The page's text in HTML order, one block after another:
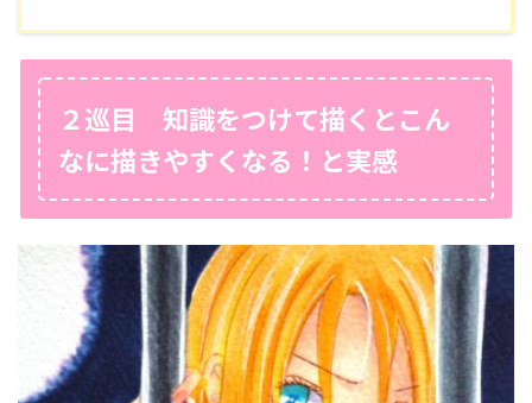
２巡目 知識をつけて描くとこん
なに描きやすくなる！と実感